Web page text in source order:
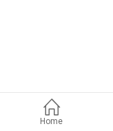
Home